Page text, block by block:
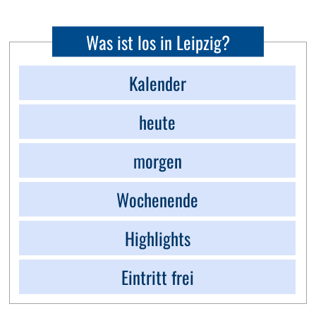
Was ist los in Leipzig?
Kalender
heute
morgen
Wochenende
Highlights
Eintritt frei